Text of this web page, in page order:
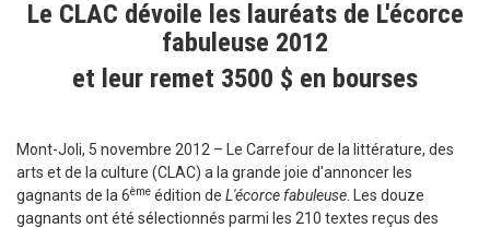
Le CLAC dévoile les lauréats de L'écorce
fabuleuse 2012
et leur remet 3500 $ en bourses
Mont-Joli, 5 novembre 2012 – Le Carrefour de la littérature, des
arts et de la culture (CLAC) a la grande joie d'annoncer les
gagnants de la 6ème édition de L'écorce fabuleuse . Les douze
gagnants ont été sélectionnés parmi les 210 textes reçus des